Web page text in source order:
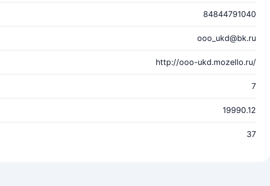
84844791040
ooo_ukd@bk.ru
http://ooo-ukd.mozello.ru/
7
19990.12
37